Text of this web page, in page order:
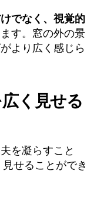
でなく、視覚的
す。窓の外の景
より広く感じら
く見せる
を凝らすこと
せることができ